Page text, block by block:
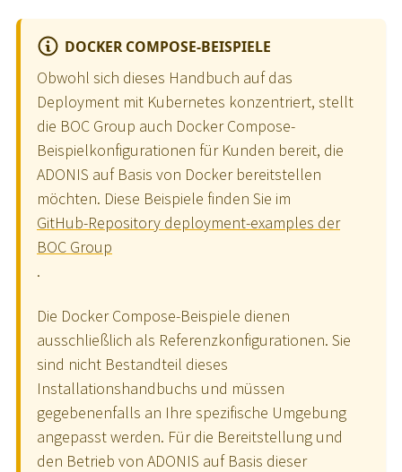
DOCKER COMPOSE-BEISPIELE
Obwohl sich dieses Handbuch auf das
Deployment mit Kubernetes konzentriert, stellt
die BOC Group auch Docker Compose-
Beispielkonfigurationen für Kunden bereit, die
ADONIS auf Basis von Docker bereitstellen
möchten. Diese Beispiele finden Sie im
GitHub-Repository deployment-examples der
BOC Group
.
Die Docker Compose-Beispiele dienen
ausschließlich als Referenzkonfigurationen. Sie
sind nicht Bestandteil dieses
Installationshandbuchs und müssen
gegebenenfalls an Ihre spezifische Umgebung
angepasst werden. Für die Bereitstellung und
den Betrieb von ADONIS auf Basis dieser